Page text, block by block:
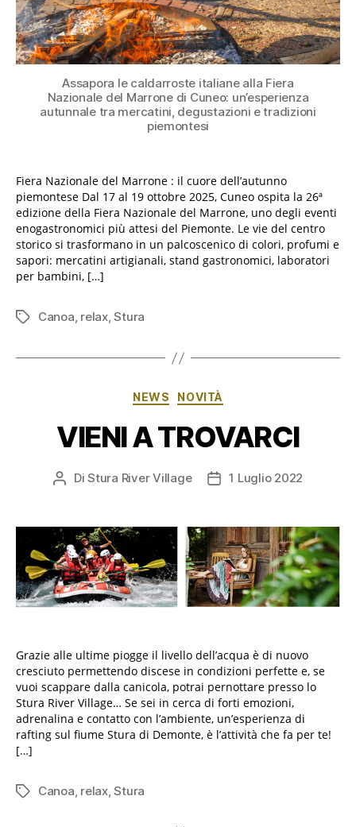
Assapora le caldarroste italiane alla Fiera
Nazionale del Marrone di Cuneo: un’esperienza
autunnale tra mercatini, degustazioni e tradizioni
piemontesi
Fiera Nazionale del Marrone : il cuore dell’autunno
piemontese Dal 17 al 19 ottobre 2025, Cuneo ospita la 26ª
edizione della Fiera Nazionale del Marrone, uno degli eventi
enogastronomici più attesi del Piemonte. Le vie del centro
storico si trasformano in un palcoscenico di colori, profumi e
sapori: mercatini artigianali, stand gastronomici, laboratori
per bambini, […]
Tag Canoa, relax,Stura
Categorie
NEWS NOVITÀ
VIENI A TROVARCI
Autore
DiStura River Village
Data1 Luglio 2022
Grazie alle ultime piogge il livello dell’acqua è di nuovo
cresciuto permettendo discese in condizioni perfette e, se
vuoi scappare dalla canicola, potrai pernottare presso lo
Stura River Village… Se sei in cerca di forti emozioni,
adrenalina e contatto con l’ambiente, un’esperienza di
rafting sul fiume Stura di Demonte, è l’attività che fa per te!
[…]
Tag Canoa, relax,Stura